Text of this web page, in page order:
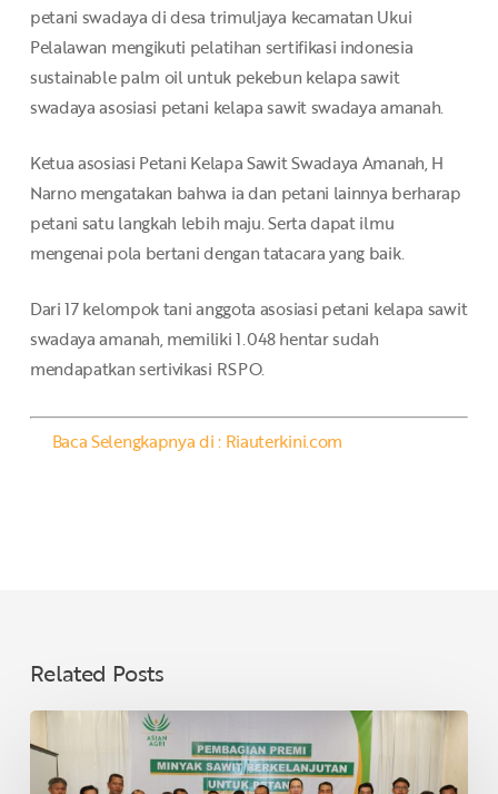
petani swadaya di desa trimuljaya kecamatan Ukui
Pelalawan mengikuti pelatihan sertifikasi indonesia
sustainable palm oil untuk pekebun kelapa sawit
swadaya asosiasi petani kelapa sawit swadaya amanah.
Ketua asosiasi Petani Kelapa Sawit Swadaya Amanah, H
Narno mengatakan bahwa ia dan petani lainnya berharap
petani satu langkah lebih maju. Serta dapat ilmu
mengenai pola bertani dengan tatacara yang baik.
Dari 17 kelompok tani anggota asosiasi petani kelapa sawit
swadaya amanah, memiliki 1.048 hentar sudah
mendapatkan sertivikasi RSPO.
Baca Selengkapnya di : Riauterkini.com
Related Posts
Asian
Agri
Bagikan